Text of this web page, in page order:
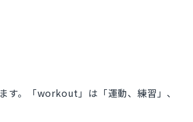
。「workout」は「運動、練習」、